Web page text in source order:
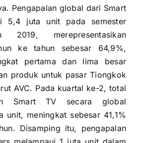
Pengapalan global dari Smart
5,4 juta unit pada semester
2019, merepresentasikan
ke tahun sebesar 64,9%,
pertama dan lima besar
produk untuk pasar Tiongkok
AVC. Pada kuartal ke-2, total
Smart TV secara global
unit, meningkat sebesar 41,1%
Disamping itu, pengapalan